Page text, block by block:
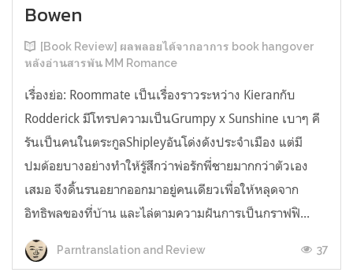
Bowen
[Book Review] ผลพลอยได้จากอาการ book hangover
หลังอ่านสารพัน MM Romance
เรื่องย่อ: Roommate เป็นเรื่องราวระหว่าง Kieranกับ
Rodderick มีโทรปความเป็นGrumpy x Sunshine เบาๆ คี
รันเป็นคนในตระกูลShipleyอันโด่งดังประจำเมือง แต่มี
ปมด้อยบางอย่างทำให้รู้สึกว่าพ่อรักพี่ชายมากกว่าตัวเอง
เสมอ จึงดิ้นรนอยากออกมาอยู่คนเดียวเพื่อให้หลุดจาก
อิทธิพลของที่บ้าน และไล่ตามความฝันการเป็นกราฟฟิ...
Parntranslation and Review 37